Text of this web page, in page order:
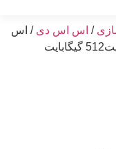
/ اس اس دی / اس